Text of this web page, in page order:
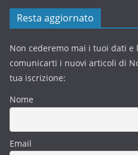
Resta aggiornato
Non cederemo mai i tuoi dati e
comunicarti i nuovi articoli di
tua iscrizione:
Nome
Email